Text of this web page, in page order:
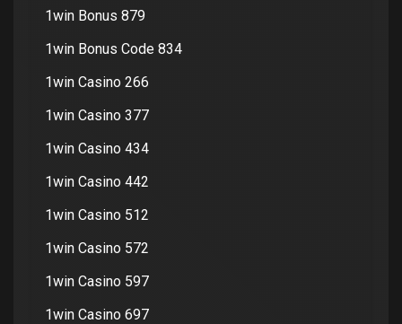
1win Bonus 879
1win Bonus Code 834
1win Casino 266
1win Casino 377
1win Casino 434
1win Casino 442
1win Casino 512
1win Casino 572
1win Casino 597
1win Casino 697